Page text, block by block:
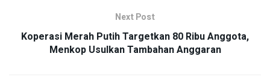
Next Post
Koperasi Merah Putih Targetkan 80 Ribu Anggota,
Menkop Usulkan Tambahan Anggaran